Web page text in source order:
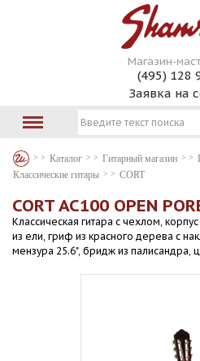
Магазин-
(495) 128
Заявка на
Каталог Гитарный магазин
Классические гитары
CORT
CORT AC100 OPEN
Классическая гитара с чехлом,
из ели, гриф из красного дерева с
мензура 25.6", бридж из палисандра,